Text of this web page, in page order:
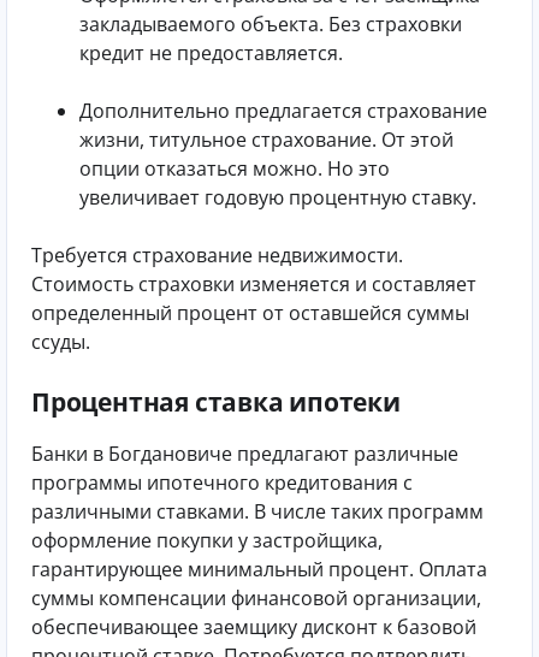
закладываемого объекта. Без страховки
кредит не предоставляется.
Дополнительно предлагается страхование
жизни, титульное страхование. От этой
опции отказаться можно. Но это
увеличивает годовую процентную ставку.
Требуется страхование недвижимости.
Стоимость страховки изменяется и составляет
определенный процент от оставшейся суммы
ссуды.
Процентная ставка ипотеки
Банки в Богдановиче предлагают различные
программы ипотечного кредитования с
различными ставками. В числе таких программ
оформление покупки у застройщика,
гарантирующее минимальный процент. Оплата
суммы компенсации финансовой организации,
обеспечивающее заемщику дисконт к базовой